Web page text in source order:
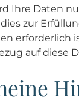
Ihre Daten
zur
erforderlich
auf diese